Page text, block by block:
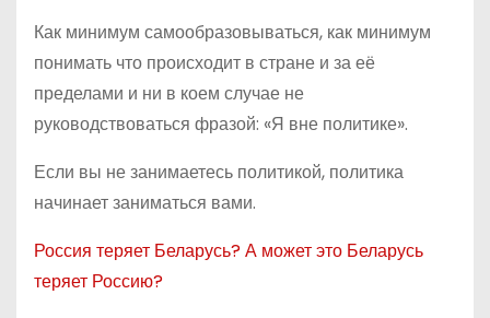
Как минимум самообразовываться, как минимум
понимать что происходит в стране и за её
пределами и ни в коем случае не
руководствоваться фразой: «Я вне политике».
Если вы не занимаетесь политикой, политика
начинает заниматься вами.
Россия теряет Беларусь? А может это Беларусь
теряет Россию?